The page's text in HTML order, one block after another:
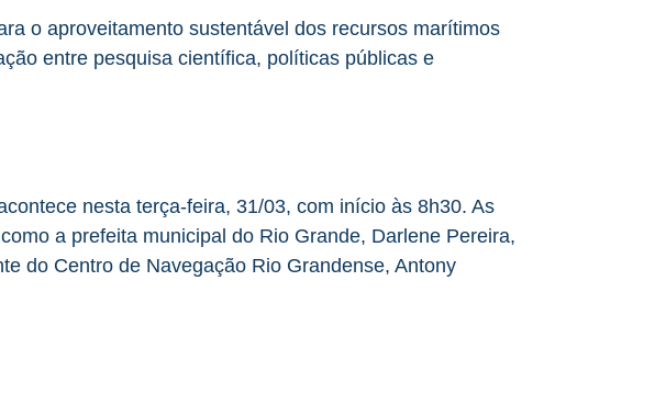
o aproveitamento sustentável dos recursos marítimos
entre pesquisa científica, políticas públicas e
nesta terça-feira, 31/03, com início às 8h30. As
a prefeita municipal do Rio Grande, Darlene Pereira,
do Centro de Navegação Rio Grandense, Antony